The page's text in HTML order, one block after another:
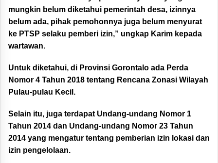
mungkin belum diketahui pemerintah desa, izinnya
belum ada, pihak pemohonnya juga belum menyurat
ke PTSP selaku pemberi izin,” ungkap Karim kepada
wartawan.
Untuk diketahui, di Provinsi Gorontalo ada Perda
Nomor 4 Tahun 2018 tentang Rencana Zonasi Wilayah
Pulau-pulau Kecil.
Selain itu, juga terdapat Undang-undang Nomor 1
Tahun 2014 dan Undang-undang Nomor 23 Tahun
2014 yang mengatur tentang pemberian izin lokasi dan
izin pengelolaan.